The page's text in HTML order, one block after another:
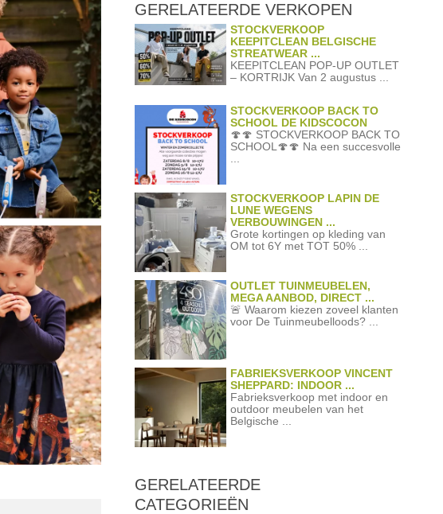
GERELATEERDE VERKOPEN
STOCKVERKOOP
KEEPITCLEAN BELGISCHE
STREATWEAR ...
KEEPITCLEAN POP-UP OUTLET
– KORTRIJK Van 2 augustus ...
STOCKVERKOOP BACK TO
SCHOOL DE KIDSCOCON
🍄🍄 STOCKVERKOOP BACK TO
SCHOOL🍄🍄 Na een succesvolle
STOCKVERKOOP LAPIN DE
LUNE WEGENS
VERBOUWINGEN ...
Grote kortingen op kleding van
OM tot 6Y met TOT 50% ...
OUTLET TUINMEUBELEN,
MEGA AANBOD, DIRECT ...
🚨 Waarom kiezen zoveel klanten
voor De Tuinmeubelloods? ...
FABRIEKSVERKOOP VINCENT
SHEPPARD: INDOOR ...
Fabrieksverkoop met indoor en
outdoor meubelen van het
Belgische ...
GERELATEERDE
CATEGORIEËN